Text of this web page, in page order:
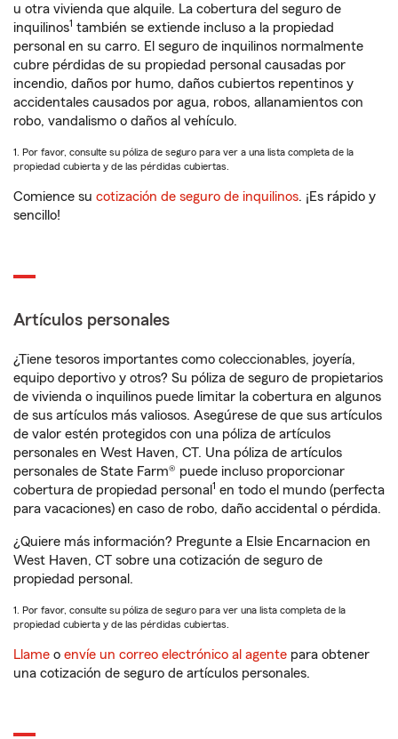
u otra vivienda que alquile. La cobertura del seguro de
inquilinos1 también se extiende incluso a la propiedad
personal en su carro. El seguro de inquilinos normalmente
cubre pérdidas de su propiedad personal causadas por
incendio, daños por humo, daños cubiertos repentinos y
accidentales causados por agua, robos, allanamientos con
robo, vandalismo o daños al vehículo.
1. Por favor, consulte su póliza de seguro para ver a una lista completa de la
propiedad cubierta y de las pérdidas cubiertas.
Comience su cotización de seguro de inquilinos. ¡Es rápido y
sencillo!
Artículos personales
¿Tiene tesoros importantes como coleccionables, joyería,
equipo deportivo y otros? Su póliza de seguro de propietarios
de vivienda o inquilinos puede limitar la cobertura en algunos
de sus artículos más valiosos. Asegúrese de que sus artículos
de valor estén protegidos con una póliza de artículos
personales en West Haven, CT. Una póliza de artículos
personales de State Farm® puede incluso proporcionar
cobertura de propiedad personal 1 en todo el mundo (perfecta
para vacaciones) en caso de robo, daño accidental o pérdida.
¿Quiere más información? Pregunte a Elsie Encarnacion en
West Haven, CT sobre una cotización de seguro de
propiedad personal.
1. Por favor, consulte su póliza de seguro para ver una lista completa de la
propiedad cubierta y de las pérdidas cubiertas.
Llame o envíe un correo electrónico al agente para obtener
una cotización de seguro de artículos personales.